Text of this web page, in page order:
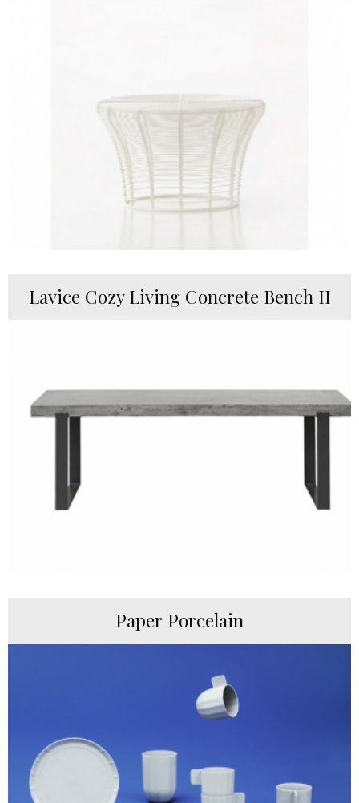
Lavice Cozy Living Concrete Bench II
Paper Porcelain